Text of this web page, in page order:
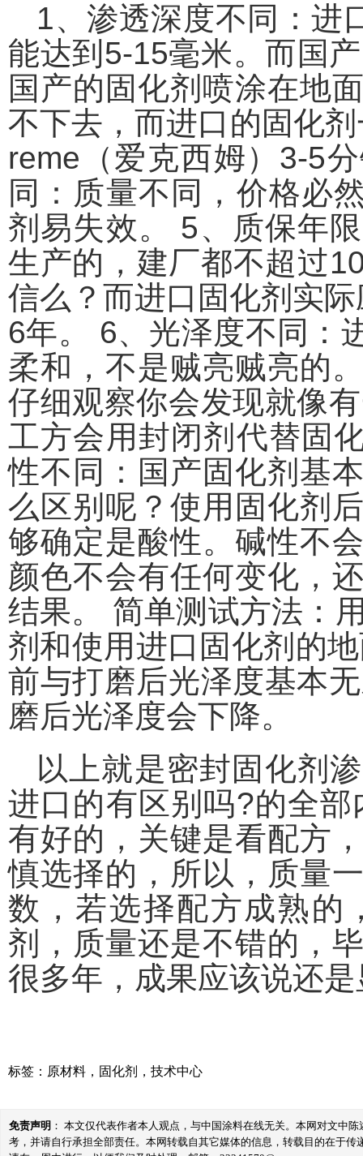
1、渗透深度不同：进
能达到5-15毫米。而国
国产的固化剂喷涂在地
不下去，而进口的固化
reme（爱克西姆）3-5
同：质量不同，价格必
剂易失效。
5、质保年
生产的，建厂都不超过
信么？而进口固化剂实
6年。
6、光泽度不同：
柔和，不是贼亮贼亮的
仔细观察你会发现就像
工方会用封闭剂代替固
性不同：国产固化剂基
么区别呢？使用固化剂
够确定是酸性。碱性不
颜色不会有任何变化，
结果。
简单测试方法：
剂和使用进口固化剂的
前与打磨后光泽度基本
磨后光泽度会下降。
以上就是密封固化剂
进口的有区别吗?的全
有好的，关键是看配方
慎选择的，所以，质量
数，若选择配方成熟的
剂，质量还是不错的，
很多年，成果应该说还
标签： 原材料 ， 固化剂 ， 技术中心
免责声明 ： 本文仅代表作者本人观点，与中国涂料在线无关。本网对文中
考，并请自行承担全部责任。本网转载自其它媒体的信息，转载目的在于